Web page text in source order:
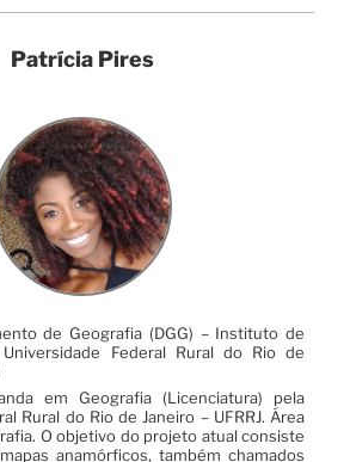
Patrícia Pires
de Geografia (DGG) – Instituto de
Federal Rural do Rio de
em Geografia (Licenciatura) pela
Rural do Rio de Janeiro – UFRRJ. Área
O objetivo do projeto atual consiste
anamórficos, também chamados